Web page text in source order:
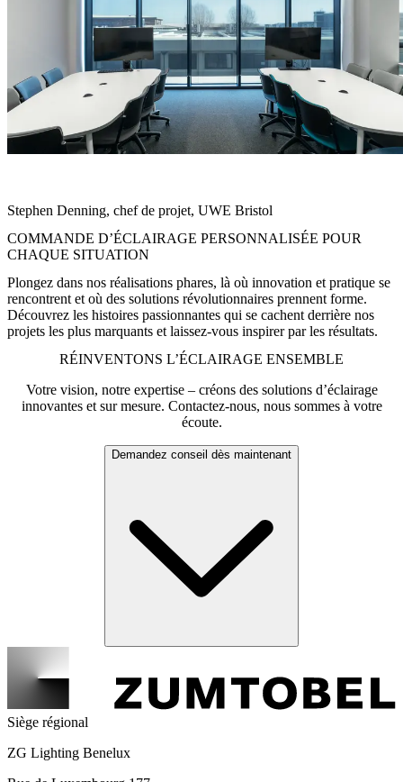
Stephen Denning, chef de projet, UWE Bristol
COMMANDE D’ÉCLAIRAGE PERSONNALISÉE POUR
CHAQUE SITUATION
Plongez dans nos réalisations phares, là où innovation et pratique se
rencontrent et où des solutions révolutionnaires prennent forme.
Découvrez les histoires passionnantes qui se cachent derrière nos
projets les plus marquants et laissez-vous inspirer par les résultats.
RÉINVENTONS L’ÉCLAIRAGE ENSEMBLE
Votre vision, notre expertise – créons des solutions d’éclairage
innovantes et sur mesure. Contactez-nous, nous sommes à votre
écoute.
Demandez conseil dès maintenant
Siège régional
ZG Lighting Benelux